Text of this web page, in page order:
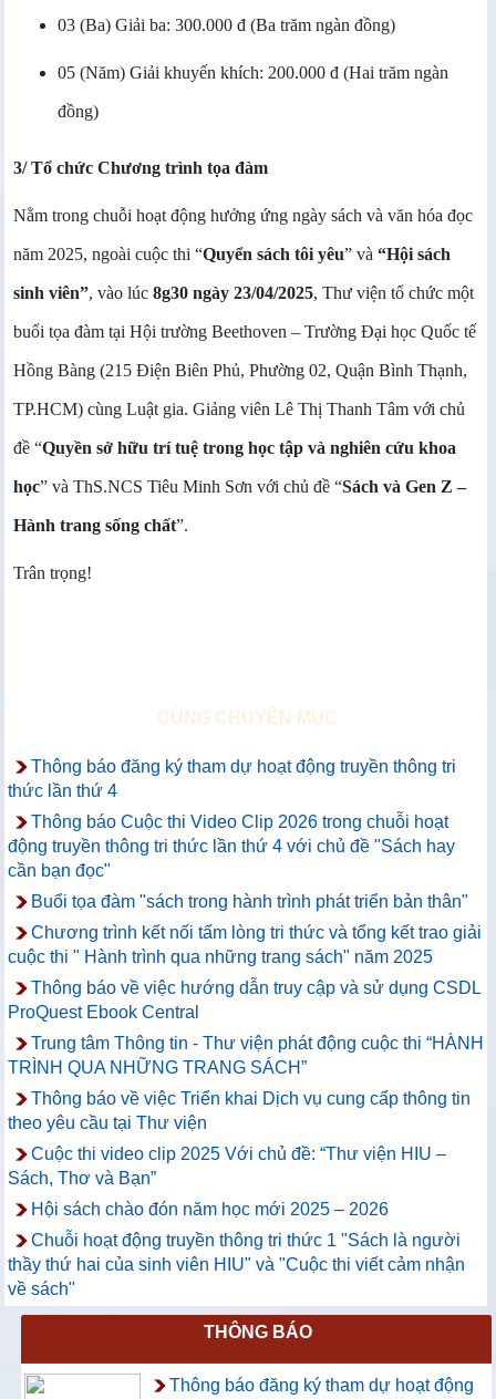
03 (Ba) Giải ba: 300.000 đ (Ba trăm ngàn đồng)
05 (Năm) Giải khuyến khích: 200.000 đ (Hai trăm ngàn
đồng)
3/ Tổ chức Chương trình tọa đàm
Nằm trong chuỗi hoạt động hưởng ứng ngày sách và văn hóa đọc
năm 2025, ngoài cuộc thi “Quyển sách tôi yêu” và “Hội sách
sinh viên”, vào lúc 8g30 ngày 23/04/2025, Thư viện tổ chức một
buổi tọa đàm tại Hội trường Beethoven – Trường Đại học Quốc tế
Hồng Bàng (215 Điện Biên Phủ, Phường 02, Quận Bình Thạnh,
TP.HCM) cùng Luật gia. Giảng viên Lê Thị Thanh Tâm với chủ
đề “Quyền sở hữu trí tuệ trong học tập và nghiên cứu khoa
học” và ThS.NCS Tiêu Minh Sơn với chủ đề “Sách và Gen Z –
Hành trang sống chất”.
Trân trọng!
CÙNG CHUYÊN MỤC
Thông báo đăng ký tham dự hoạt động truyền thông tri
thức lần thứ 4
Thông báo Cuộc thi Video Clip 2026 trong chuỗi hoạt
động truyền thông tri thức lần thứ 4 với chủ đề "Sách hay
cần bạn đọc"
Buổi tọa đàm "sách trong hành trình phát triển bản thân"
Chương trình kết nối tấm lòng tri thức và tổng kết trao giải
cuộc thi " Hành trình qua những trang sách" năm 2025
Thông báo về việc hướng dẫn truy cập và sử dụng CSDL
ProQuest Ebook Central
Trung tâm Thông tin - Thư viện phát động cuộc thi “HÀNH
TRÌNH QUA NHỮNG TRANG SÁCH”
Thông báo về việc Triển khai Dịch vụ cung cấp thông tin
theo yêu cầu tại Thư viện
Cuộc thi video clip 2025 Với chủ đề: “Thư viện HIU –
Sách, Thơ và Bạn”
Hội sách chào đón năm học mới 2025 – 2026
Chuỗi hoạt động truyền thông tri thức 1 "Sách là người
thầy thứ hai của sinh viên HIU" và "Cuộc thi viết cảm nhận
về sách"
THÔNG BÁO
Thông báo đăng ký tham dự hoạt động